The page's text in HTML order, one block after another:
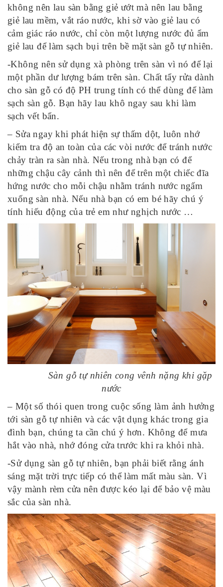
không nên lau sàn bằng giẻ ướt mà nên lau bằng
giẻ lau mềm, vắt ráo nước, khi sờ vào giẻ lau có
cảm giác ráo nước, chỉ còn một lượng nước đủ ẩm
giẻ lau để làm sạch bụi trên bề mặt sàn gỗ tự nhiên.
-Không nên sử dụng xà phòng trên sàn vì nó để lại
một phần dư lượng bám trên sàn. Chất tẩy rửa dành
cho sàn gỗ có độ PH trung tính có thể dùng để làm
sạch sàn gỗ. Bạn hãy lau khô ngay sau khi làm
sạch vết bẩn.
– Sửa ngay khi phát hiện sự thấm dột, luôn nhớ
kiểm tra độ an toàn của các vòi nước để tránh nước
chảy tràn ra sàn nhà. Nếu trong nhà bạn có để
những chậu cây cảnh thì nên để trên một chiếc đĩa
hứng nước cho mỗi chậu nhằm tránh nước ngấm
xuống sàn nhà. Nếu nhà bạn có em bé hãy chú ý
tính hiếu động của trẻ em như nghịch nước …
Sàn gỗ tự nhiên cong vênh nặng khi gặp
nước
– Một số thói quen trong cuộc sống làm ảnh hưởng
tới sàn gỗ tự nhiên và các vật dụng khác trong gia
đình bạn, chúng ta cần chú ý hơn. Không để mưa
hắt vào nhà, nhớ đóng cửa trước khi ra khỏi nhà.
-Sử dụng sàn gỗ tự nhiên, bạn phải biết rằng ánh
sáng mặt trời trực tiếp có thể làm mất màu sàn. Vì
vậy mành rèm cửa nên được kéo lại để bảo vệ màu
sắc của sàn nhà.